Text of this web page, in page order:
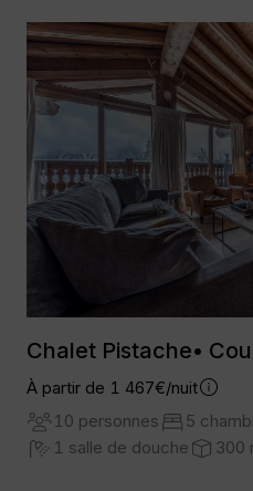
Chalet Pistache•
À partir de 1 467€/nuit
10 personnes
5
1 salle de douche
300